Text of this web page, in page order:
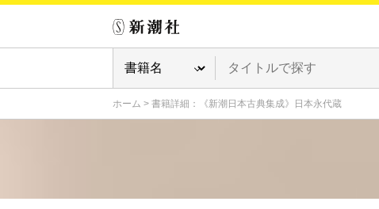
ホーム > 書籍詳細：《新潮日本古典集成》日本永代蔵